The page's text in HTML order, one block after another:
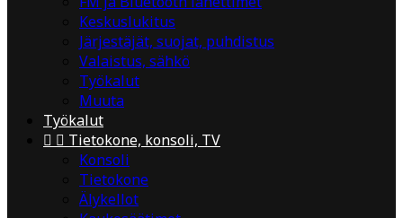
Keskuslukitus
Järjestäjät, suojat, puhdistus
Valaistus, sähkö
Työkalut
Muuta
Työkalut
  Tietokone, konsoli, TV
Konsoli
Tietokone
Älykellot